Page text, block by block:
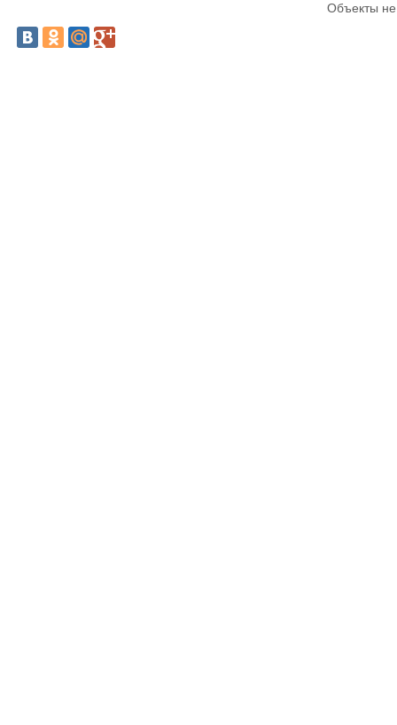
Объекты